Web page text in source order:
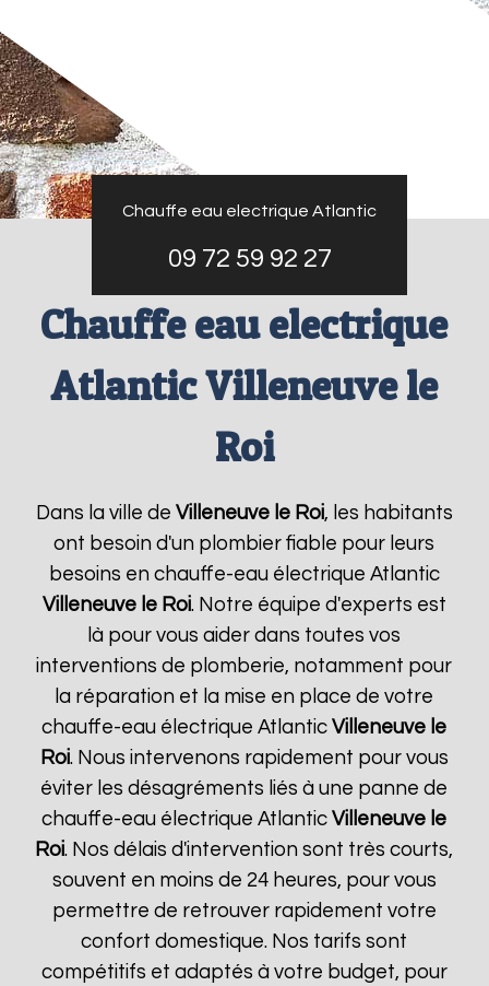
Chauffe eau electrique Atlantic
09 72 59 92 27
Chauffe eau electrique
Atlantic Villeneuve le
Roi
Dans la ville de Villeneuve le Roi, les habitants
ont besoin d'un plombier fiable pour leurs
besoins en chauffe-eau électrique Atlantic
Villeneuve le Roi. Notre équipe d'experts est
là pour vous aider dans toutes vos
interventions de plomberie, notamment pour
la réparation et la mise en place de votre
chauffe-eau électrique AtlanticVilleneuve le
Roi. Nous intervenons rapidement pour vous
éviter les désagréments liés à une panne de
chauffe-eau électrique AtlanticVilleneuve le
Roi. Nos délais d'intervention sont très courts,
souvent en moins de 24 heures, pour vous
permettre de retrouver rapidement votre
confort domestique. Nos tarifs sont
compétitifs et adaptés à votre budget, pour